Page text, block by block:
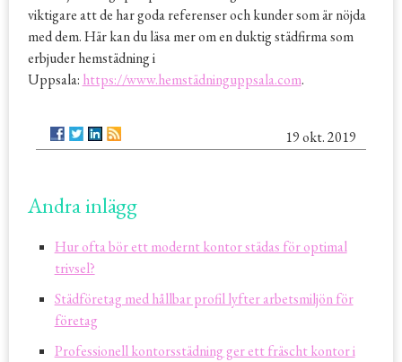
viktigare att de har goda referenser och kunder som är nöjda
med dem. Här kan du läsa mer om en duktig städfirma som
erbjuder hemstädning i
Uppsala: https://www.hemstädninguppsala.com.
19 okt. 2019
Andra inlägg
Hur ofta bör ett modernt kontor städas för optimal
trivsel?
Städföretag med hållbar profil lyfter arbetsmiljön för
företag
Professionell kontorsstädning ger ett fräscht kontor i